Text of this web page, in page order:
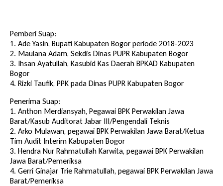
Pemberi Suap:
1. Ade Yasin, Bupati Kabupaten Bogor periode 2018-2023
2. Maulana Adam, Sekdis Dinas PUPR Kabupaten Bogor
3. Ihsan Ayatullah, Kasubid Kas Daerah BPKAD Kabupaten
Bogor
4. Rizki Taufik, PPK pada Dinas PUPR Kabupaten Bogor
Penerima Suap:
1. Anthon Merdiansyah, Pegawai BPK Perwakilan Jawa
Barat/Kasub Auditorat Jabar III/Pengendali Teknis
2. Arko Mulawan, pegawai BPK Perwakilan Jawa Barat/Ketua
Tim Audit Interim Kabupaten Bogor
3. Hendra Nur Rahmatullah Karwita, pegawai BPK Perwakilan
Jawa Barat/Pemeriksa
4. Gerri Ginajar Trie Rahmatullah, pegawai BPK Perwakilan Jawa
Barat/Pemeriksa